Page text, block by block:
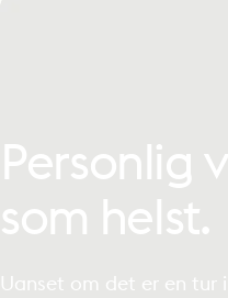
Personlig
som helst.
Uanset om det er en tur